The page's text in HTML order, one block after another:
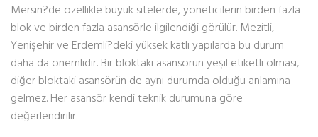
Mersin?de özellikle büyük sitelerde, yöneticilerin birden fazla
blok ve birden fazla asansörle ilgilendiği görülür. Mezitli,
Yenişehir ve Erdemli?deki yüksek katlı yapılarda bu durum
daha da önemlidir. Bir bloktaki asansörün yeşil etiketli olması,
diğer bloktaki asansörün de aynı durumda olduğu anlamına
gelmez. Her asansör kendi teknik durumuna göre
değerlendirilir.